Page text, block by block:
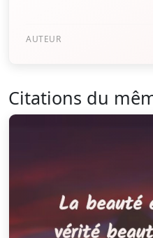
AUTEUR
Citations du